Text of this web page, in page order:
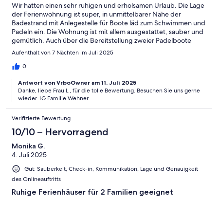
Wir hatten einen sehr ruhigen und erholsamen Urlaub. Die Lage
der Ferienwohnung ist super, in unmittelbarer Nähe der
Badestrand mit Anlegestelle für Boote läd zum Schwimmen und
Padeln ein. Die Wohnung ist mit allem ausgestattet, sauber und
gemütlich. Auch über die Bereitstellung zweier Padelboote
freuten wir uns sehr.
Aufenthalt von 7 Nächten im Juli 2025
0
Antwort von VrboOwner am 11. Juli 2025
Danke, liebe Frau L., für die tolle Bewertung. Besuchen Sie uns gerne
wieder. LG Familie Wehner
Verifizierte Bewertung
10/10 – Hervorragend
Monika G.
4. Juli 2025
Gut: Sauberkeit, Check-in, Kommunikation, Lage und Genauigkeit
des Onlineauftritts
Ruhige Ferienhäuser für 2 Familien geeignet